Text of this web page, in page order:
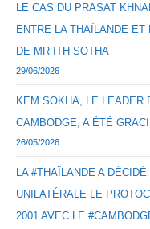
LE CAS DU PRASAT
ENTRE LA THAÏLANDE
DE MR ITH SOTHA
29/06/2026
KEM SOKHA, LE LEADER
CAMBODGE, A ÉTÉ
26/05/2026
LA #THAÏLANDE A
UNILATÉRALE LE
2001 AVEC LE